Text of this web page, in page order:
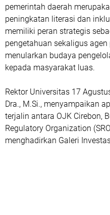
pemerintah daerah
peningkatan literasi dan
memiliki peran strategis
pengetahuan sekaligus
menularkan budaya
kepada masyarakat luas.
Rektor Universitas 17
Dra., M.Si., menyampaikan
terjalin antara OJK Cirebon,
Regulatory Organization
menghadirkan Galeri